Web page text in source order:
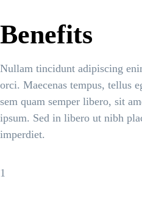
Benefits
Nullam tincidunt adipiscing
orci. Maecenas tempus, tellus
sem quam semper libero, sit
ipsum. Sed in libero ut nibh
imperdiet.
1